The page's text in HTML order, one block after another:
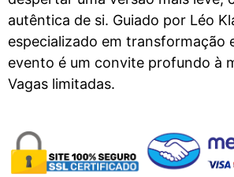
autêntica de si. Guiado por Léo
especializado em transformação
evento é um convite profundo à
Vagas limitadas.